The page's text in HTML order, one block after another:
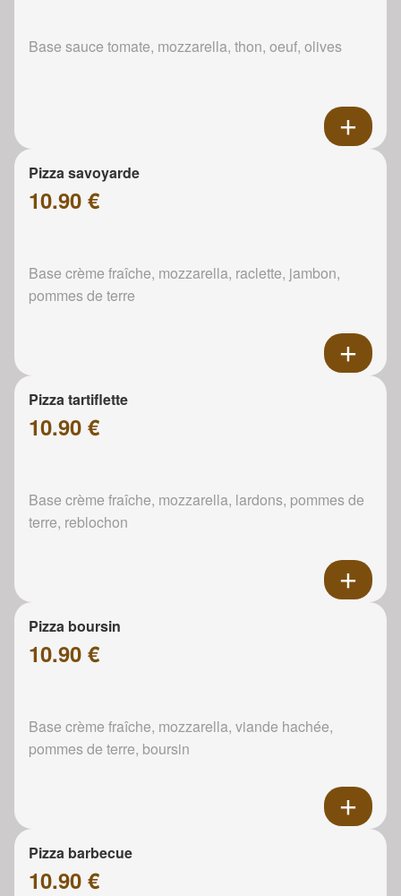
Base sauce tomate, mozzarella, thon, oeuf, olives
Pizza savoyarde
10.90 €
Base crème fraîche, mozzarella, raclette, jambon,
pommes de terre
Pizza tartiflette
10.90 €
Base crème fraîche, mozzarella, lardons, pommes de
terre, reblochon
Pizza boursin
10.90 €
Base crème fraîche, mozzarella, viande hachée,
pommes de terre, boursin
Pizza barbecue
10.90 €